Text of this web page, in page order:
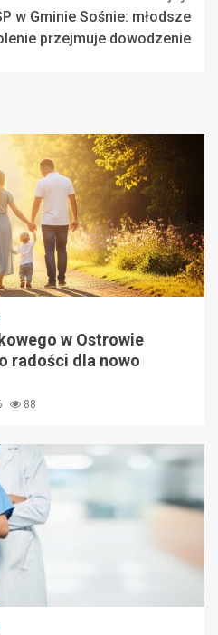
w Gminie Sośnie: młodsze
przejmuje dowodzenie
w Ostrowie
radości dla nowo
88